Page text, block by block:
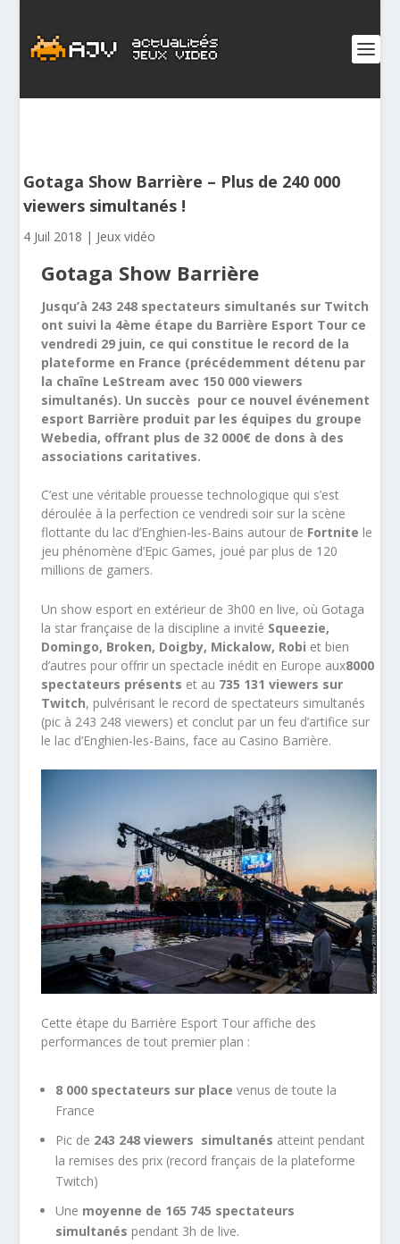
Gotaga Show Barrière – Plus de 240 000
viewers simultanés !
4 Juil 2018 | Jeux vidéo
Gotaga Show Barrière
Jusqu’à 243 248 spectateurs simultanés sur Twitch
ont suivi la 4ème étape du Barrière Esport Tour ce
vendredi 29 juin, ce qui constitue le record de la
plateforme en France (précédemment détenu par
la chaîne LeStream avec 150 000 viewers
simultanés). Un succès pour ce nouvel événement
esport Barrière produit par les équipes du groupe
Webedia, offrant plus de 32 000€ de dons à des
associations caritatives.
C’est une véritable prouesse technologique qui s’est
déroulée à la perfection ce vendredi soir sur la scène
flottante du lac d’Enghien-les-Bains autour de Fortnite le
jeu phénomène d’Epic Games, joué par plus de 120
millions de gamers.
Un show esport en extérieur de 3h00 en live, où Gotaga
la star française de la discipline a invité Squeezie,
Domingo, Broken, Doigby, Mickalow, Robi et bien
d’autres pour offrir un spectacle inédit en Europe aux8000
spectateurs présents et au 735 131 viewers sur
Twitch, pulvérisant le record de spectateurs simultanés
(pic à 243 248 viewers) et conclut par un feu d’artifice sur
le lac d’Enghien-les-Bains, face au Casino Barrière.
Cette étape du Barrière Esport Tour affiche des
performances de tout premier plan :
8 000 spectateurs sur place venus de toute la
France
Pic de 243 248 viewers simultanés atteint pendant
la remises des prix (record français de la plateforme
Twitch)
Une moyenne de 165 745 spectateurs
simultanés pendant 3h de live.